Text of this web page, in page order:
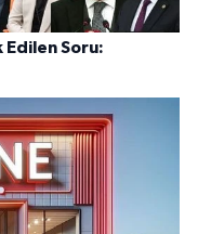
Edilen Soru: